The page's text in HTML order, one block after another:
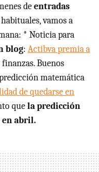
deentradas
vamos a
* Noticia para
blog: Actibva premia a
Buenos
matemática
de quedarse en
quela predicción
en abril.